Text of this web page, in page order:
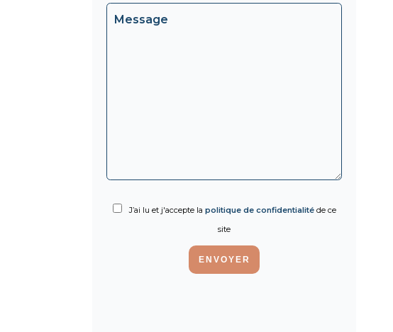
J’ai lu et j'accepte la politique de confidentialitéde ce
site
ENVOYER